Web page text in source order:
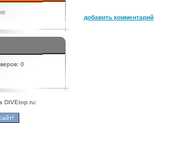
0
DIVEtop.ru:
добавить комментарий